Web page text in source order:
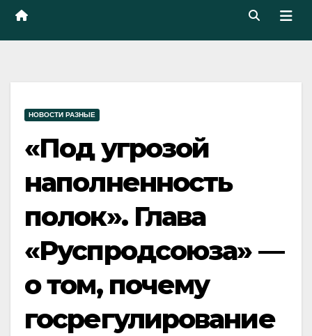
НОВОСТИ РАЗНЫЕ
«Под угрозой
наполненность
полок». Глава
«Руспродсоюза» —
о том, почему
госрегулирование